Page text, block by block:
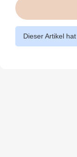
Dieser Artikel